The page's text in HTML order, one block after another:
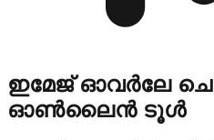
ഇമേജ് ഓവർലേ
ഓൺലൈൻ ടൂൾ